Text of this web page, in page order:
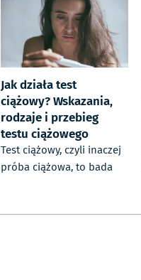
Jak działa test
ciążowy? Wskazania,
rodzaje i przebieg
testu ciążowego
Test ciążowy, czyli inaczej
próba ciążowa, to bada